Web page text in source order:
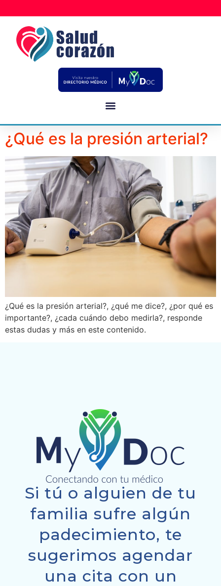
¿Qué es la presión arterial?
¿Qué es la presión arterial?, ¿qué me dice?, ¿por qué es
importante?, ¿cada cuándo debo medirla?, responde
estas dudas y más en este contenido.
Si tú o alguien de tu
familia sufre algún
padecimiento, te
sugerimos agendar
una cita con un